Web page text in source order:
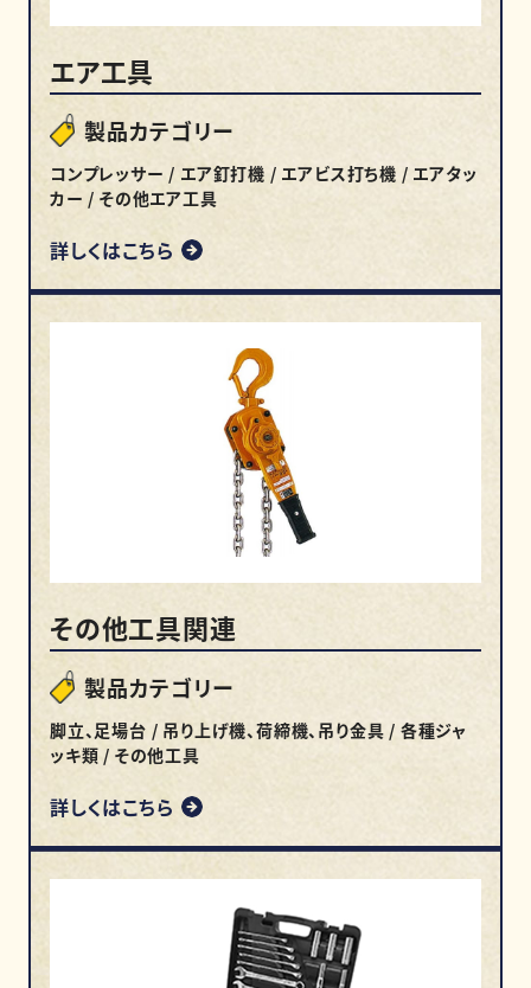
エア工具
製品カテゴリー
コンプレッサー / エア釘打機 / エアビス打ち機 / エアタッ
カー / その他エア工具
詳しくはこちら
その他工具関連
製品カテゴリー
脚立、足場台 / 吊り上げ機、荷締機、吊り金具 / 各種ジャ
ッキ類 / その他工具
詳しくはこちら